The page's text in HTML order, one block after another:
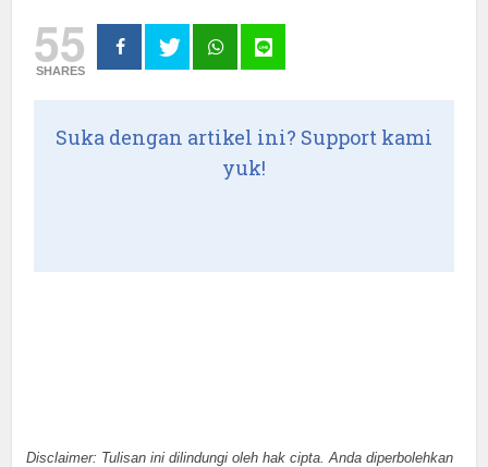
55
SHARES
Suka dengan artikel ini? Support kami
yuk!
Disclaimer: Tulisan ini dilindungi oleh hak cipta. Anda diperbolehkan